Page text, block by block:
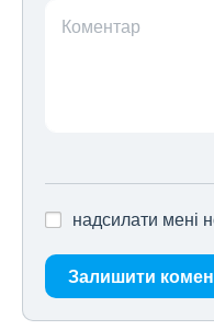
Коментар
надсилати мені
Залишити